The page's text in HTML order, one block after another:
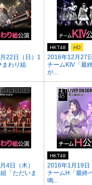
22日（日）1
わり組
2016年12月27日
チームKIV「最
が...
HKT48 HD
4日（木）
「ただいま
2016年1月19日
チームH「最終
鳴...
HKT48